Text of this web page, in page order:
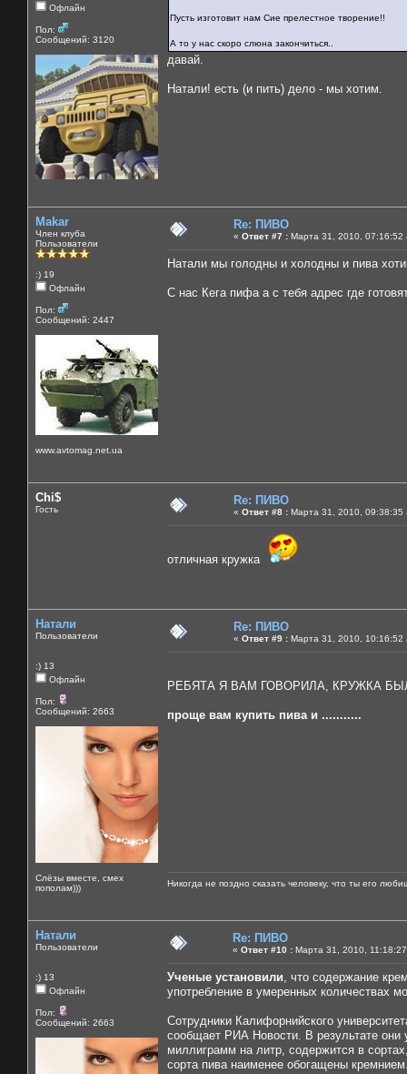
Офлайн
Пол:
Сообщений: 3120
Пусть изготовит нам Сие прелестное творение!!
А то у нас скоро слюна закончиться..
давай.
Натали! есть (и пить) дело - мы хотим.
Makar
Член клуба
Пользователи
:) 19
Офлайн
Пол:
Сообщений: 2447
www.avtomag.net.ua
Re: ПИВО
« Ответ #7 : Марта 31, 2010, 07:16:52
Натали мы голодны и холодны и пива
С нас Кега пифа а с тебя адрес где
Chi$
Гость
Re: ПИВО
« Ответ #8 : Марта 31, 2010, 09:38:35
отличная кружка
Натали
Пользователи
:) 13
Офлайн
Пол:
Сообщений: 2663
Слёзы вместе, смех
пополам)))
Re: ПИВО
« Ответ #9 : Марта 31, 2010, 10:16:52
РЕБЯТА Я ВАМ ГОВОРИЛА, КРУЖКА
проще вам купить пива и ...........
Никогда не поздно сказать человеку, что ты его
Натали
Пользователи
:) 13
Офлайн
Пол:
Сообщений: 2663
Re: ПИВО
« Ответ #10 : Марта 31, 2010,
Ученые установили , что содержание
употребление в умеренных количествах
Сотрудники Калифорнийского
сообщает РИА Новости. В результате они
миллиграмм на литр, содержится в
сорта пива наименее обогащены